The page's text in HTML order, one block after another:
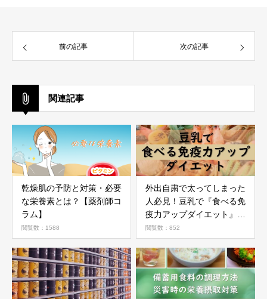
前の記事 次の記事
関連記事
乾燥肌の予防と対策・必要
な栄養素とは？【薬剤師コ
ラム】
閲覧数：1588
外出自粛で太ってしまった
人必見！豆乳で『食べる免
疫力アップダイエット』の
ご紹介！
閲覧数：852